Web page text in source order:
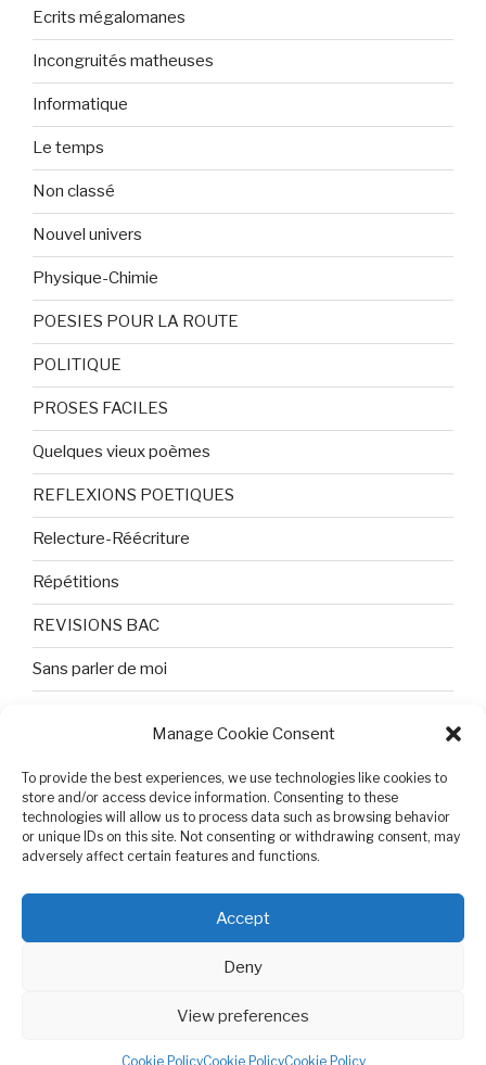
Manage Cookie Consent
To provide the best experiences, we use technologies like cookies to
store and/or access device information. Consenting to these
technologies will allow us to process data such as browsing behavior
or unique IDs on this site. Not consenting or withdrawing consent, may
adversely affect certain features and functions.
Accept
Deny
View preferences
Cookie PolicyCookie PolicyCookie Policy
Ecrits mégalomanes
Incongruités matheuses
Informatique
Le temps
Non classé
Nouvel univers
Physique-Chimie
POESIES POUR LA ROUTE
POLITIQUE
PROSES FACILES
Quelques vieux poèmes
REFLEXIONS POETIQUES
Relecture-Réécriture
Répétitions
REVISIONS BAC
Sans parler de moi
Tristesse et attente
Variable complexe